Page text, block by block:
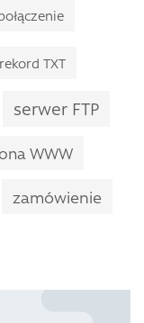
rekord TXT
serwer FTP
WWW
zamówienie